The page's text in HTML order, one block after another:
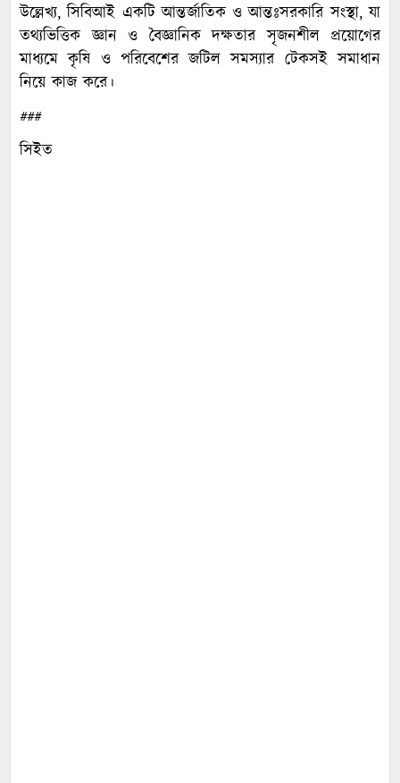
উল্লেখ্য, সিবিআই একটি আন্তর্জাতিক ও আন্তঃসরকারি সংস্থা, যা
তথ্যভিত্তিক জ্ঞান ও বৈজ্ঞানিক দক্ষতার সৃজনশীল প্রয়োগের
মাধ্যমে কৃষি ও পরিবেশের জটিল সমস্যার টেকসই সমাধান
নিয়ে কাজ করে।
###
সিইত